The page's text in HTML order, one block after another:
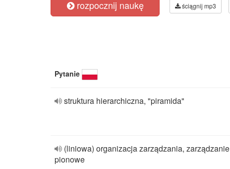
rozpocznij naukę ściągnij mp3
Pytanie
struktura hierarchiczna, "piramida"
(liniowa) organizacja zarządzania, zarządzanie
pionowe